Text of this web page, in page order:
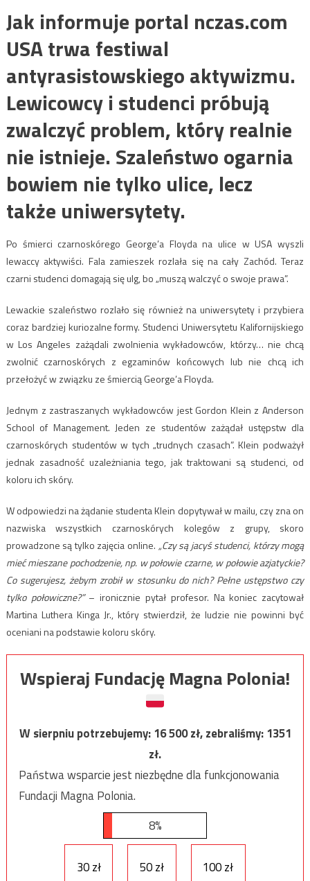
Jak informuje portal nczas.com
USA trwa festiwal
antyrasistowskiego aktywizmu.
Lewicowcy i studenci próbują
zwalczyć problem, który realnie
nie istnieje. Szaleństwo ogarnia
bowiem nie tylko ulice, lecz
także uniwersytety.
Po śmierci czarnoskórego George’a Floyda na ulice w USA wyszli
lewaccy aktywiści. Fala zamieszek rozlała się na cały Zachód. Teraz
czarni studenci domagają się ulg, bo „muszą walczyć o swoje prawa”.
Lewackie szaleństwo rozlało się również na uniwersytety i przybiera
coraz bardziej kuriozalne formy. Studenci Uniwersytetu Kalifornijskiego
w Los Angeles zażądali zwolnienia wykładowców, którzy… nie chcą
zwolnić czarnoskórych z egzaminów końcowych lub nie chcą ich
przełożyć w związku ze śmiercią George’a Floyda.
Jednym z zastraszanych wykładowców jest Gordon Klein z Anderson
School of Management. Jeden ze studentów zażądał ustępstw dla
czarnoskórych studentów w tych „trudnych czasach”. Klein podważył
jednak zasadność uzależniania tego, jak traktowani są studenci, od
koloru ich skóry.
W odpowiedzi na żądanie studenta Klein dopytywał w mailu, czy zna on
nazwiska wszystkich czarnoskórych kolegów z grupy, skoro
prowadzone są tylko zajęcia online. „Czy są jacyś studenci, którzy mogą
mieć mieszane pochodzenie, np. w połowie czarne, w połowie azjatyckie?
Co sugerujesz, żebym zrobił w stosunku do nich? Pełne ustępstwo czy
tylko połowiczne?”– ironicznie pytał profesor. Na koniec zacytował
Martina Luthera Kinga Jr., który stwierdził, że ludzie nie powinni być
oceniani na podstawie koloru skóry.
Wspieraj Fundację Magna Polonia!
W sierpniu potrzebujemy:16 500zł, zebraliśmy:1351
zł.
Państwa wsparcie jest niezbędne dla funkcjonowania
Fundacji Magna Polonia.
8%
30 zł 50 zł 100 zł